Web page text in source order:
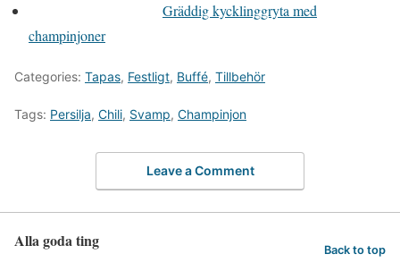
Gräddig kycklinggryta med
champinjoner
Categories: Tapas, Festligt, Buffé, Tillbehör
Tags: Persilja, Chili, Svamp, Champinjon
Leave a Comment
Alla goda ting Back to top